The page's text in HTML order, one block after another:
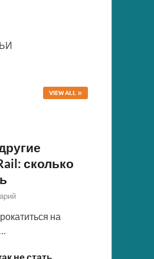
VIEW ALL
сколько
на